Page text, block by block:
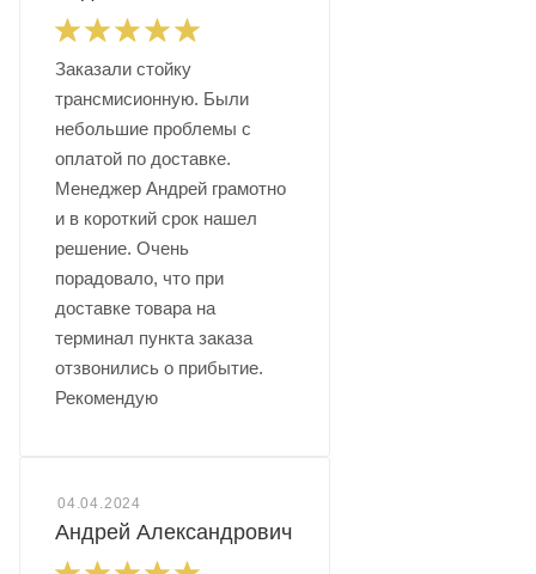
Заказали стойку
трансмисионную. Были
небольшие проблемы с
оплатой по доставке.
Менеджер Андрей грамотно
и в короткий срок нашел
решение. Очень
порадовало, что при
доставке товара на
терминал пункта заказа
отзвонились о прибытие.
Рекомендую
04.04.2024
Андрей Александрович